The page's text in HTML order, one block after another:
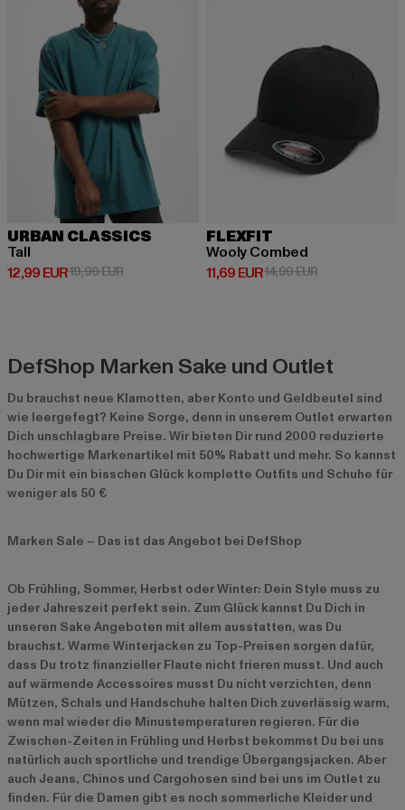
URBAN CLASSICS
Tall
12,99 EUR
Derzeitiger Preis: 12,99 EUR
19,99 EURAktionspreis: 19,99 EUR
FLEXFIT
Wooly Combed
11,69 EUR
Derzeitiger Preis: 11,69 EUR
14,99 EURAktionspreis:
DefShop Marken Sake und Outlet
Du brauchst neue Klamotten, aber Konto und Geldbeutel sind
wie leergefegt? Keine Sorge, denn in unserem Outlet erwarten
Dich unschlagbare Preise. Wir bieten Dir rund 2000 reduzierte
hochwertige Markenartikel mit 50% Rabatt und mehr. So kannst
Du Dir mit ein bisschen Glück komplette Outfits und Schuhe für
weniger als 50 €
Marken Sale – Das ist das Angebot bei DefShop
Ob Frühling, Sommer, Herbst oder Winter: Dein Style muss zu
jeder Jahreszeit perfekt sein. Zum Glück kannst Du Dich in
unseren Sake Angeboten mit allem ausstatten, was Du
brauchst. Warme Winterjacken zu Top-Preisen sorgen dafür,
dass Du trotz finanzieller Flaute nicht frieren musst. Und auch
auf wärmende Accessoires musst Du nicht verzichten, denn
Mützen, Schals und Handschuhe halten Dich zuverlässig warm,
wenn mal wieder die Minustemperaturen regieren. Für die
Zwischen-Zeiten in Frühling und Herbst bekommst Du bei uns
natürlich auch sportliche und trendige Übergangsjacken. Aber
auch Jeans, Chinos und Cargohosen sind bei uns im Outlet zu
finden. Für die Damen gibt es noch sommerliche Kleider und